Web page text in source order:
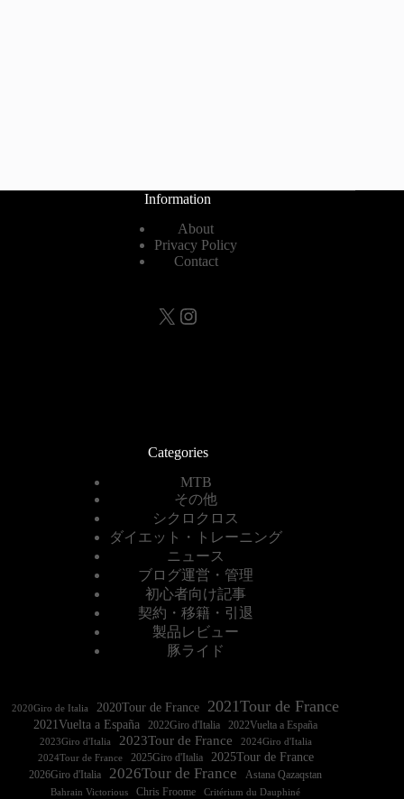
Information
About
Privacy Policy
Contact
X Instagram
Categories
MTB
その他
シクロクロス
ダイエット・トレーニング
ニュース
ブログ運営・管理
初心者向け記事
契約・移籍・引退
製品レビュー
豚ライド
2020Giro de Italia 2020Tour de France 2021Tour de France
2021Vuelta a España 2022Vuelta a España
2023Giro d'Italia 2023Tour de France
2024Tour de France
2025Giro d'Italia 2025Tour de France
2026Giro d'Italia 2026Tour de France Astana Qazaqstan
Bahrain Victorious Chris Froome Critérium du Dauphiné